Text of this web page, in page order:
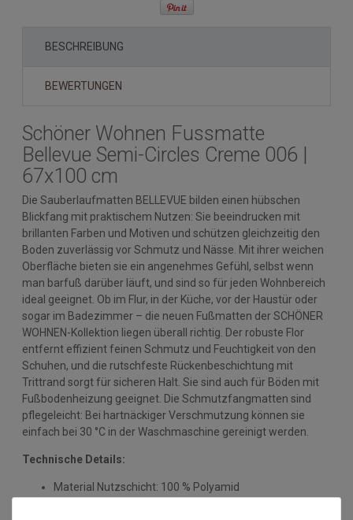
BESCHREIBUNG
BEWERTUNGEN
Schöner Wohnen Fussmatte
Bellevue Semi-Circles Creme 006 |
67x100 cm
Die Sauberlaufmatten BELLEVUE bilden einen hübschen
Blickfang mit praktischem Nutzen: Sie beeindrucken mit
brillanten Farben und Motiven und schützen gleichzeitig den
Boden zuverlässig vor Schmutz und Nässe. Mit ihrer weichen
Oberfläche bieten sie ein angenehmes Gefühl, selbst wenn
man barfuß darüber läuft, und sind so für jeden Wohnbereich
ideal geeignet. Ob im Flur, in der Küche, vor der Haustür oder
sogar im Badezimmer – die neuen Fußmatten der SCHÖNER
WOHNEN-Kollektion liegen überall richtig. Der robuste Flor
entfernt effizient feinen Schmutz und Feuchtigkeit von den
Schuhen, und die rutschfeste Rückenbeschichtung mit
Trittrand sorgt für sicheren Halt. Sie sind auch für Böden mit
Fußbodenheizung geeignet. Die Schmutzfangmatten sind
pflegeleicht: Bei hartnäckiger Verschmutzung können sie
einfach bei 30 °C in der Waschmaschine gereinigt werden.
Technische Details:
Material Nutzschicht: 100 % Polyamid